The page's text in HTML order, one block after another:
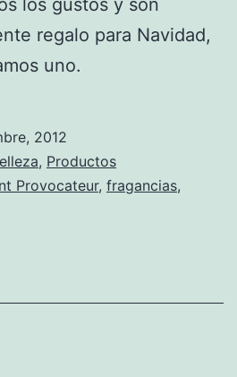
regalo para Navidad,
uno.
2012
, Productos
Provocateur, fragancias,